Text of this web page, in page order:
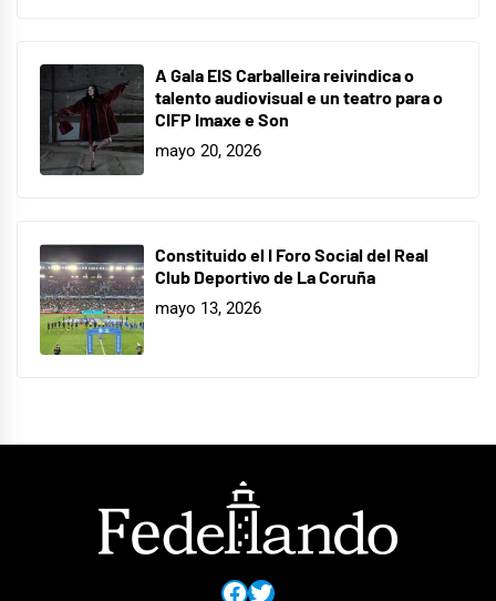
A Gala EIS Carballeira reivindica o
talento audiovisual e un teatro para o
CIFP Imaxe e Son
mayo 20, 2026
Constituido el I Foro Social del Real
Club Deportivo de La Coruña
mayo 13, 2026
Facebook
Twitter